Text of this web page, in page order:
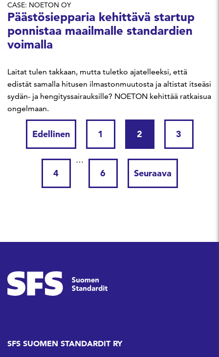
CASE: NOETON OY
Päästösiepparia kehittävä startup
ponnistaa maailmalle standardien
voimalla
Laitat tulen takkaan, mutta tuletko ajatelleeksi, että
edistät samalla hitusen ilmastonmuutosta ja altistat itseäsi
sydän- ja hengityssairauksille? NOETON kehittää ratkaisua
ongelmaan.
Edellinen 1 2 3
4
…
6 Seuraava
SFS SUOMEN STANDARDIT RY